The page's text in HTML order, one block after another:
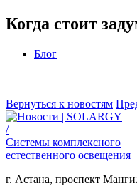
Когда стоит
Блог
Вернуться к новостям
/
Системы комплексного
естественного освещения
г. Астана, проспект